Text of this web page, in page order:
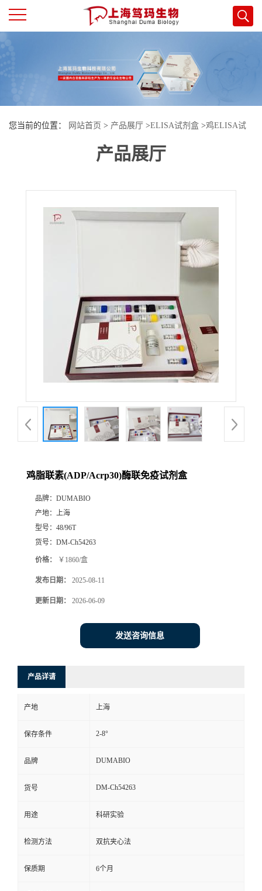
页
司
品
方
言
您当前的位置： 网站首页 > 产品展厅 >ELISA试剂盒 >鸡ELISA试
鸡脂联素(ADP/Acrp30)酶联免疫试剂盒
产品展厅
鸡脂联素(ADP/Acrp30)酶联免疫试剂盒
品牌： DUMABIO
产地： 上海
型号： 48/96T
货号： DM-Ch54263
价格： ￥1860/盒
发布日期： 2025-08-11
更新日期： 2026-06-09
发送咨询信息
产品详请
产地 上海
保存条件 2-8°
品牌 DUMABIO
货号 DM-Ch54263
用途 科研实验
检测方法 双抗夹心法
保质期 6个月